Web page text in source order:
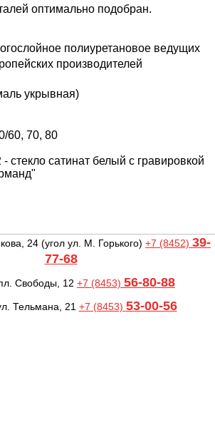
оптимально подобран.
полиуретановое ведущих
производителей
укрывная)
60, 70, 80
- стекло сатинат белый с гравировкой
24 (угол ул. М. Горького) +7 (8452) 39-
77-68
Свободы, 12 +7 (8453) 56-80-88
Тельмана, 21 +7 (8453) 53-00-56